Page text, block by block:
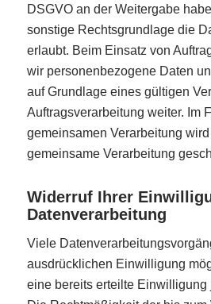
DSGVO an der Weitergabe
sonstige Rechtsgrundlage die
erlaubt. Beim Einsatz von
wir personenbezogene Daten
auf Grundlage eines gültigen
Auftragsverarbeitung weiter. Im
gemeinsamen Verarbeitung
gemeinsame Verarbeitung
Widerruf Ihrer
Datenverarbeitung
Viele
ausdrücklichen Einwilligung
eine bereits erteilte Einwilligung